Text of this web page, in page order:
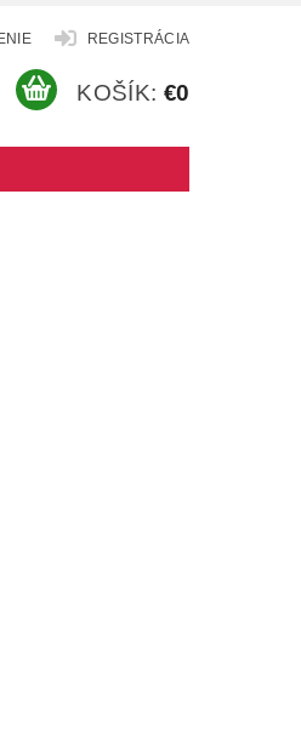
REGISTRÁCIA
KOŠÍK: €0